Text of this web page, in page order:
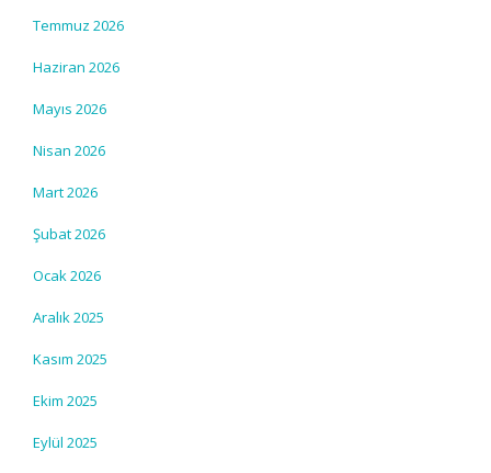
Temmuz 2026
Haziran 2026
Mayıs 2026
Nisan 2026
Mart 2026
Şubat 2026
Ocak 2026
Aralık 2025
Kasım 2025
Ekim 2025
Eylül 2025